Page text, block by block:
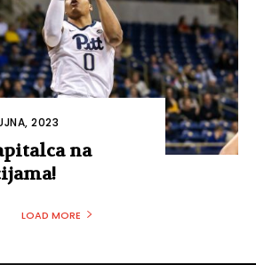
2023
na
LOAD MORE